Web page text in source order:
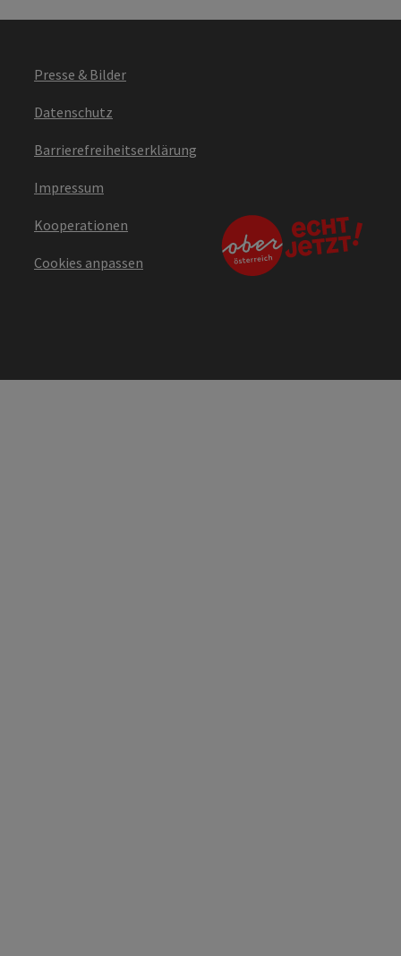
Presse & Bilder
Datenschutz
Barrierefreiheitserklärung
Impressum
Kooperationen
Cookies anpassen